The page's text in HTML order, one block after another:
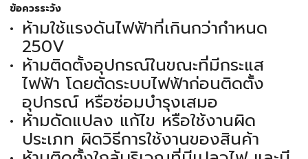
ข้อควรระวัง
ห้ามใช้แรงดันไฟฟ้าที่เกินกว่ากำหนด
250V
ห้ามติดตั้งอุปกรณ์ในขณะที่มีกระแส
ไฟฟ้า โดยตัดระบบไฟฟ้าก่อนติดตั้ง
อุปกรณ์ หรือซ่อมบำรุงเสมอ
ห้ามดัดแปลง แก้ไข หรือใช้งานผิด
ประเภท ผิดวิธีการใช้งานของสินค้า